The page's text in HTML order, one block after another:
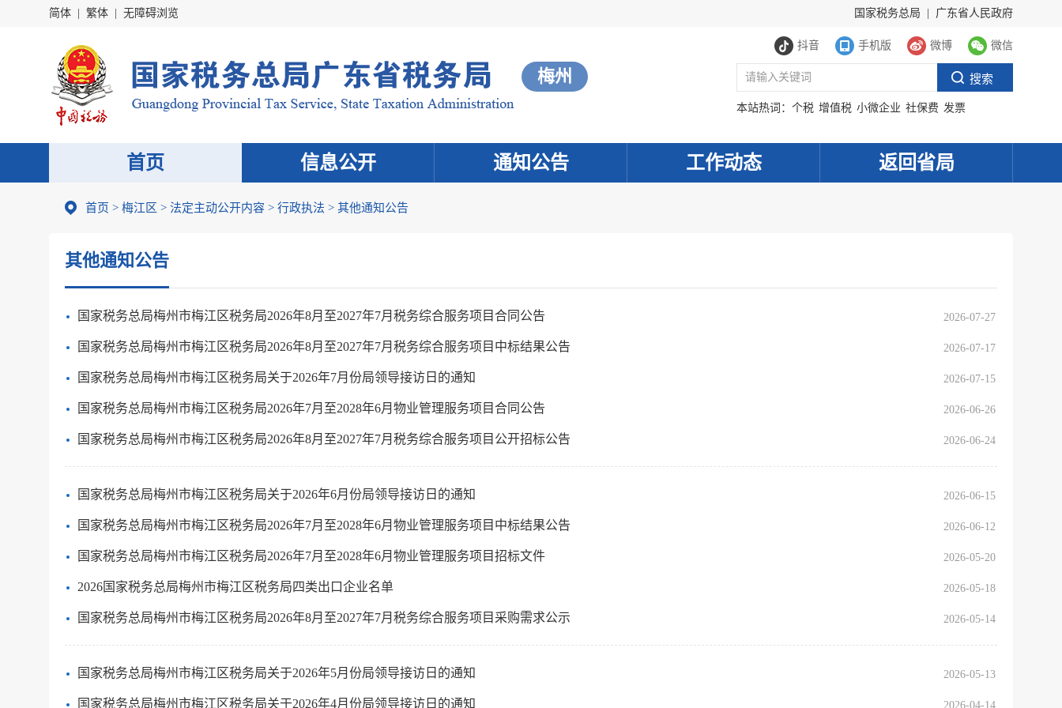
简体 繁体 无障碍浏览 国家税务总局 广东省人民政府
抖音 手机版 微博 微信
梅州
本站热词： 个税 增值税 小微企业 社保费 发票
首页 信息公开 通知公告 工作动态 返回省局
首页 > 梅江区 > 法定主动公开内容 > 行政执法 > 其他通知公告
其他通知公告
国家税务总局梅州市梅江区税务局2026年8月至2027年7月税务综合服务项目合同公告 2026-07-27
国家税务总局梅州市梅江区税务局2026年8月至2027年7月税务综合服务项目中标结果公告 2026-07-17
国家税务总局梅州市梅江区税务局关于2026年7月份局领导接访日的通知 2026-07-15
国家税务总局梅州市梅江区税务局2026年7月至2028年6月物业管理服务项目合同公告 2026-06-26
国家税务总局梅州市梅江区税务局2026年8月至2027年7月税务综合服务项目公开招标公告 2026-06-24
国家税务总局梅州市梅江区税务局关于2026年6月份局领导接访日的通知 2026-06-15
国家税务总局梅州市梅江区税务局2026年7月至2028年6月物业管理服务项目中标结果公告 2026-06-12
国家税务总局梅州市梅江区税务局2026年7月至2028年6月物业管理服务项目招标文件 2026-05-20
2026国家税务总局梅州市梅江区税务局四类出口企业名单 2026-05-18
国家税务总局梅州市梅江区税务局2026年8月至2027年7月税务综合服务项目采购需求公示 2026-05-14
国家税务总局梅州市梅江区税务局关于2026年5月份局领导接访日的通知 2026-05-13
国家税务总局梅州市梅江区税务局关于2026年4月份局领导接访日的通知 2026-04-14